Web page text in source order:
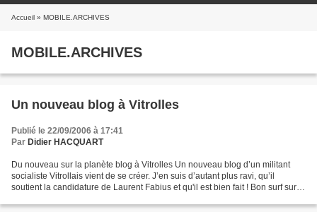
Accueil » MOBILE.ARCHIVES
MOBILE.ARCHIVES
Un nouveau blog à Vitrolles
Publié le 22/09/2006 à 17:41
Par Didier HACQUART
Du nouveau sur la planète blog à Vitrolles Un nouveau blog d’un militant
socialiste Vitrollais vient de se créer. J’en suis d’autant plus ravi, qu’il
soutient la candidature de Laurent Fabius et qu'il est bien fait ! Bon surf sur